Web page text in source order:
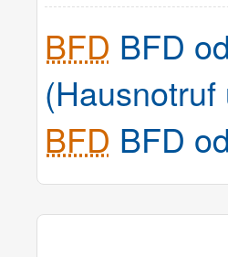
BFD BFD
BFD BFD